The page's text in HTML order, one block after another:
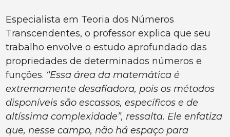
Especialista em Teoria dos Números
Transcendentes, o professor explica que seu
trabalho envolve o estudo aprofundado das
propriedades de determinados números e
funções. “Essa área da matemática é
extremamente desafiadora, pois os métodos
disponíveis são escassos, específicos e de
altíssima complexidade”, ressalta. Ele enfatiza
que, nesse campo, não há espaço para